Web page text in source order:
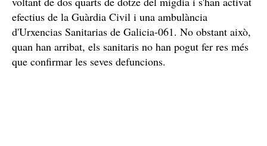
efectius de la Guàrdia Civil i una ambulància
d'Urxencias Sanitarias de Galicia-061. No obstant això,
quan han arribat, els sanitaris no han pogut fer res més
que confirmar les seves defuncions.